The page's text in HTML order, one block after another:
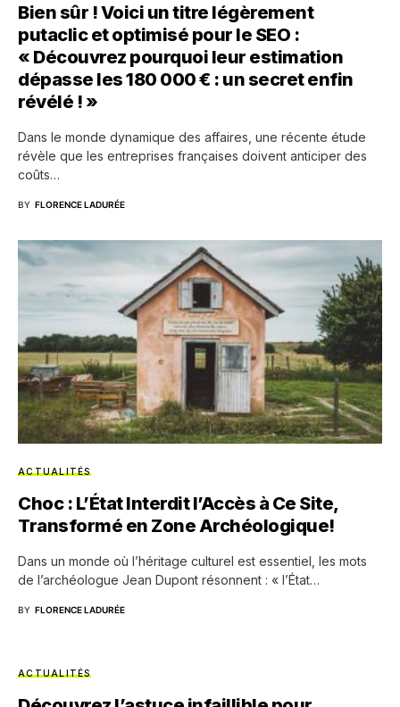
Bien sûr ! Voici un titre légèrement
putaclic et optimisé pour le SEO :
« Découvrez pourquoi leur estimation
dépasse les 180 000 € : un secret enfin
révélé ! »
Dans le monde dynamique des affaires, une récente étude
révèle que les entreprises françaises doivent anticiper des
coûts…
BY FLORENCE LADURÉE
ACTUALITÉS
Choc : L’État Interdit l’Accès à Ce Site,
Transformé en Zone Archéologique!
Dans un monde où l’héritage culturel est essentiel, les mots
de l’archéologue Jean Dupont résonnent : « l’État…
BY FLORENCE LADURÉE
ACTUALITÉS